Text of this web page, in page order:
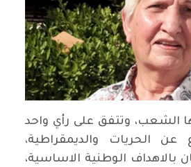
الشعب، وتتفق على رأي واحد
عن الحريات والديمقراطية،
بالاهداف الوطنية الاساسية،